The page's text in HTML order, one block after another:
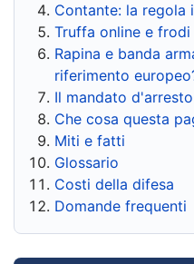
Contante: la regola
Truffa online e frodi
Rapina e banda
riferimento
Il mandato
Che cosa questa
Miti e fatti
Glossario
Costi della difesa
Domande frequenti